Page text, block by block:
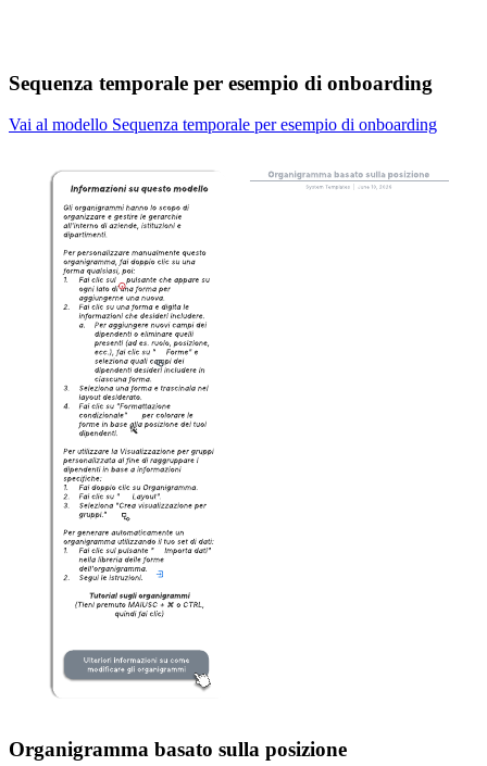
Sequenza temporale per esempio di onboarding
Vai al modello Sequenza temporale per esempio di onboarding
Organigramma basato sulla posizione